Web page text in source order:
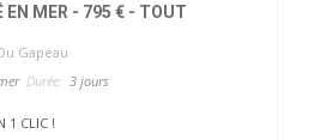
EN MER - 795 € - TOUT
Gapeau
Durée: 3 jours
1 CLIC !